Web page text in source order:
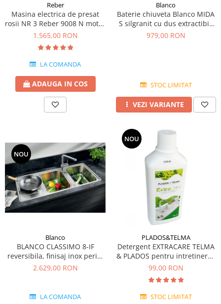
Reber
Masina electrica de presat
rosii NR 3 Reber 9008 N motor
prin inductie de 400W
1.565,00 RON
LA COMANDA
ADAUGA IN COS
Blanco
Baterie chiuveta Blanco MIDA
S silgranit cu dus extractibil,
diferite culori
979,00 RON
STOC LIMITAT
VEZI VARIANTE
NOU
Blanco
BLANCO CLASSIMO 8-IF
reversibila, finisaj inox periat
si excentric
2.629,00 RON
LA COMANDA
NOU
PLADOS&TELMA
Detergent EXTRACARE TELMA
& PLADOS pentru intretinerea
si curatarea chiuvetelor din
Granit
99,00 RON
STOC LIMITAT